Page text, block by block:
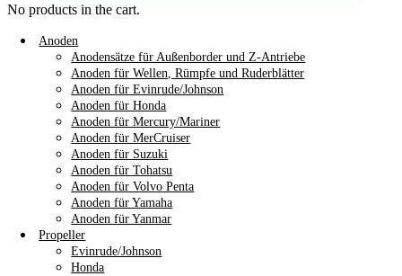
No products in the cart.
Anoden
Anodensätze für Außenborder und Z-Antriebe
Anoden für Wellen, Rümpfe und Ruderblätter
Anoden für Evinrude/Johnson
Anoden für Honda
Anoden für Mercury/Mariner
Anoden für MerCruiser
Anoden für Suzuki
Anoden für Tohatsu
Anoden für Volvo Penta
Anoden für Yamaha
Anoden für Yanmar
Propeller
Evinrude/Johnson
Honda